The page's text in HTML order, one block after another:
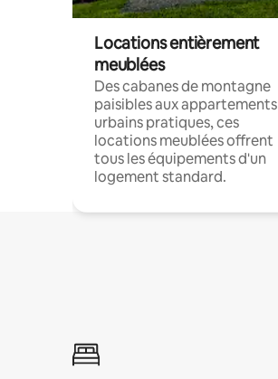
Locations entièrement
meublées
Des cabanes de montagne
paisibles aux appartements
urbains pratiques, ces
locations meublées offrent
tous les équipements d'un
logement standard.